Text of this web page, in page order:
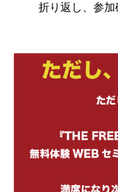
折り返し、参加